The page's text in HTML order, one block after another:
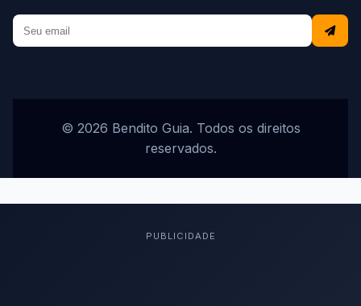
© 2026 Bendito Guia. Todos os direitos
reservados.